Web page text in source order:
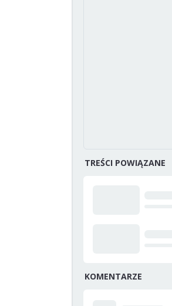
TREŚCI POWIĄZANE
KOMENTARZE